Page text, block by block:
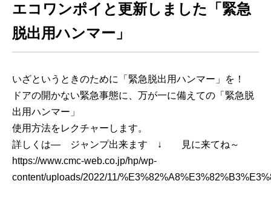
エコワンポイと更新しました「緊急
脱出用ハンマー」
いざというときのために「緊急脱出用ハンマー」を！
ドアの開かない緊急事態に、万が一に備えての「緊急脱
出用ハンマー」
使用方法をレクチャーします。
詳しくは― ジャンプ出来ます ↓ 見に来てね～
https://www.cmc-web.co.jp/hp/wp-
content/uploads/2022/11/